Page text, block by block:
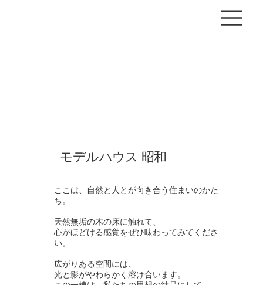
ここは、自然と人とが向き合う住まいのかた
ち。
天然無垢の木の床に触れて、
心がほどける感覚をぜひ味わってみてくださ
い。
広がりある空間には、
光と影がやわらかく溶け合います。
モデルハウス 昭和